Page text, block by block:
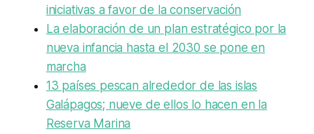
iniciativas a favor de la conservación
La elaboración de un plan estratégico por la
nueva infancia hasta el 2030 se pone en
marcha
13 países pescan alrededor de las islas
Galápagos; nueve de ellos lo hacen en la
Reserva Marina